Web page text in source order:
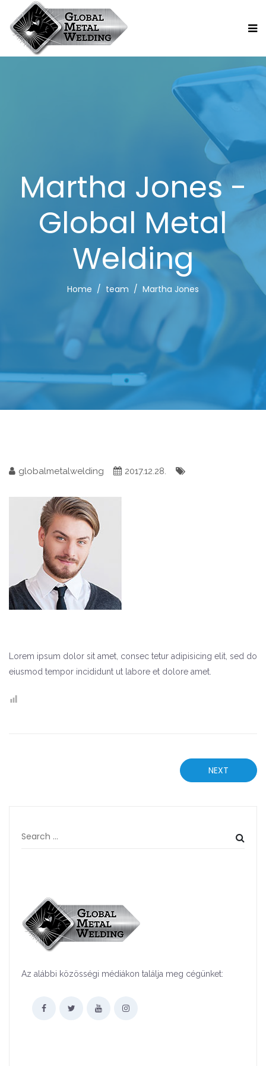
Martha Jones -
Global Metal
Welding
Home team Martha Jones
globalmetalwelding 2017.12.28.
Lorem ipsum dolor sit amet, consec tetur adipisicing elit, sed do
eiusmod tempor incididunt ut labore et dolore amet.
NEXT
Az alábbi közösségi médiákon találja meg cégünket: